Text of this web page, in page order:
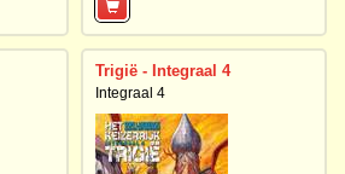
Trigië - Integraal 4
Integraal 4